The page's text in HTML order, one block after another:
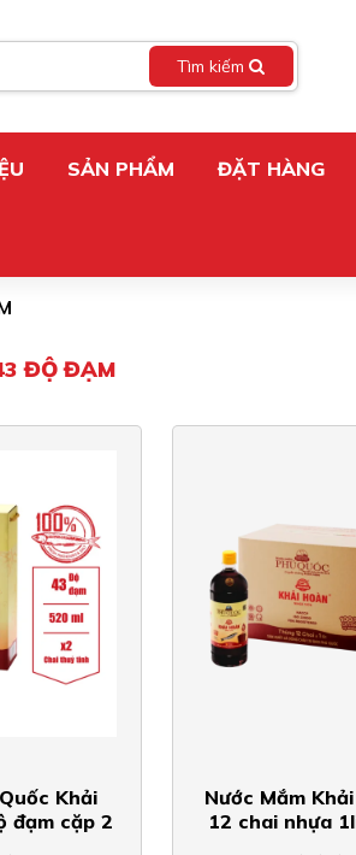
Tìm kiếm
SẢN PHẨM ĐẶT HÀNG
ĐỘ ĐẠM
Khải
đạm cặp 2
Nước Mắm
12 chai nhựa